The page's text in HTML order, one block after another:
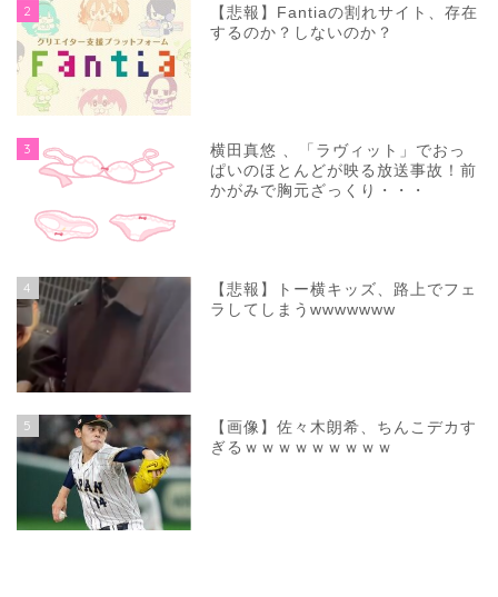
2
【悲報】Fantiaの割れサイト、存在
するのか？しないのか？
3
横田真悠 、「ラヴィット」でおっ
ぱいのほとんどが映る放送事故！前
かがみで胸元ざっくり・・・
4
【悲報】トー横キッズ、路上でフェ
ラしてしまうwwwwwww
5
【画像】佐々木朗希、ちんこデカす
ぎるｗｗｗｗｗｗｗｗｗ